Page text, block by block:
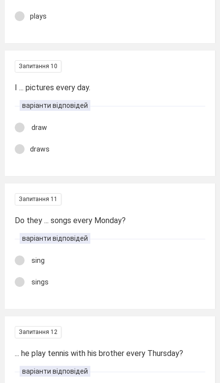
plays
Запитання 10
I ... pictures every day.
варіанти відповідей
draw
draws
Запитання 11
Do they ... songs every Monday?
варіанти відповідей
sing
sings
Запитання 12
... he play tennis with his brother every Thursday?
варіанти відповідей